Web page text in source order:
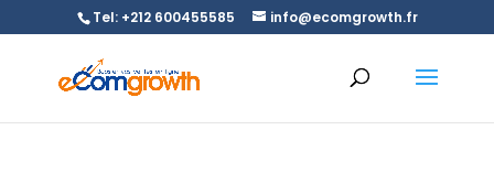
Tel: +212 600455585 info@ecomgrowth.fr